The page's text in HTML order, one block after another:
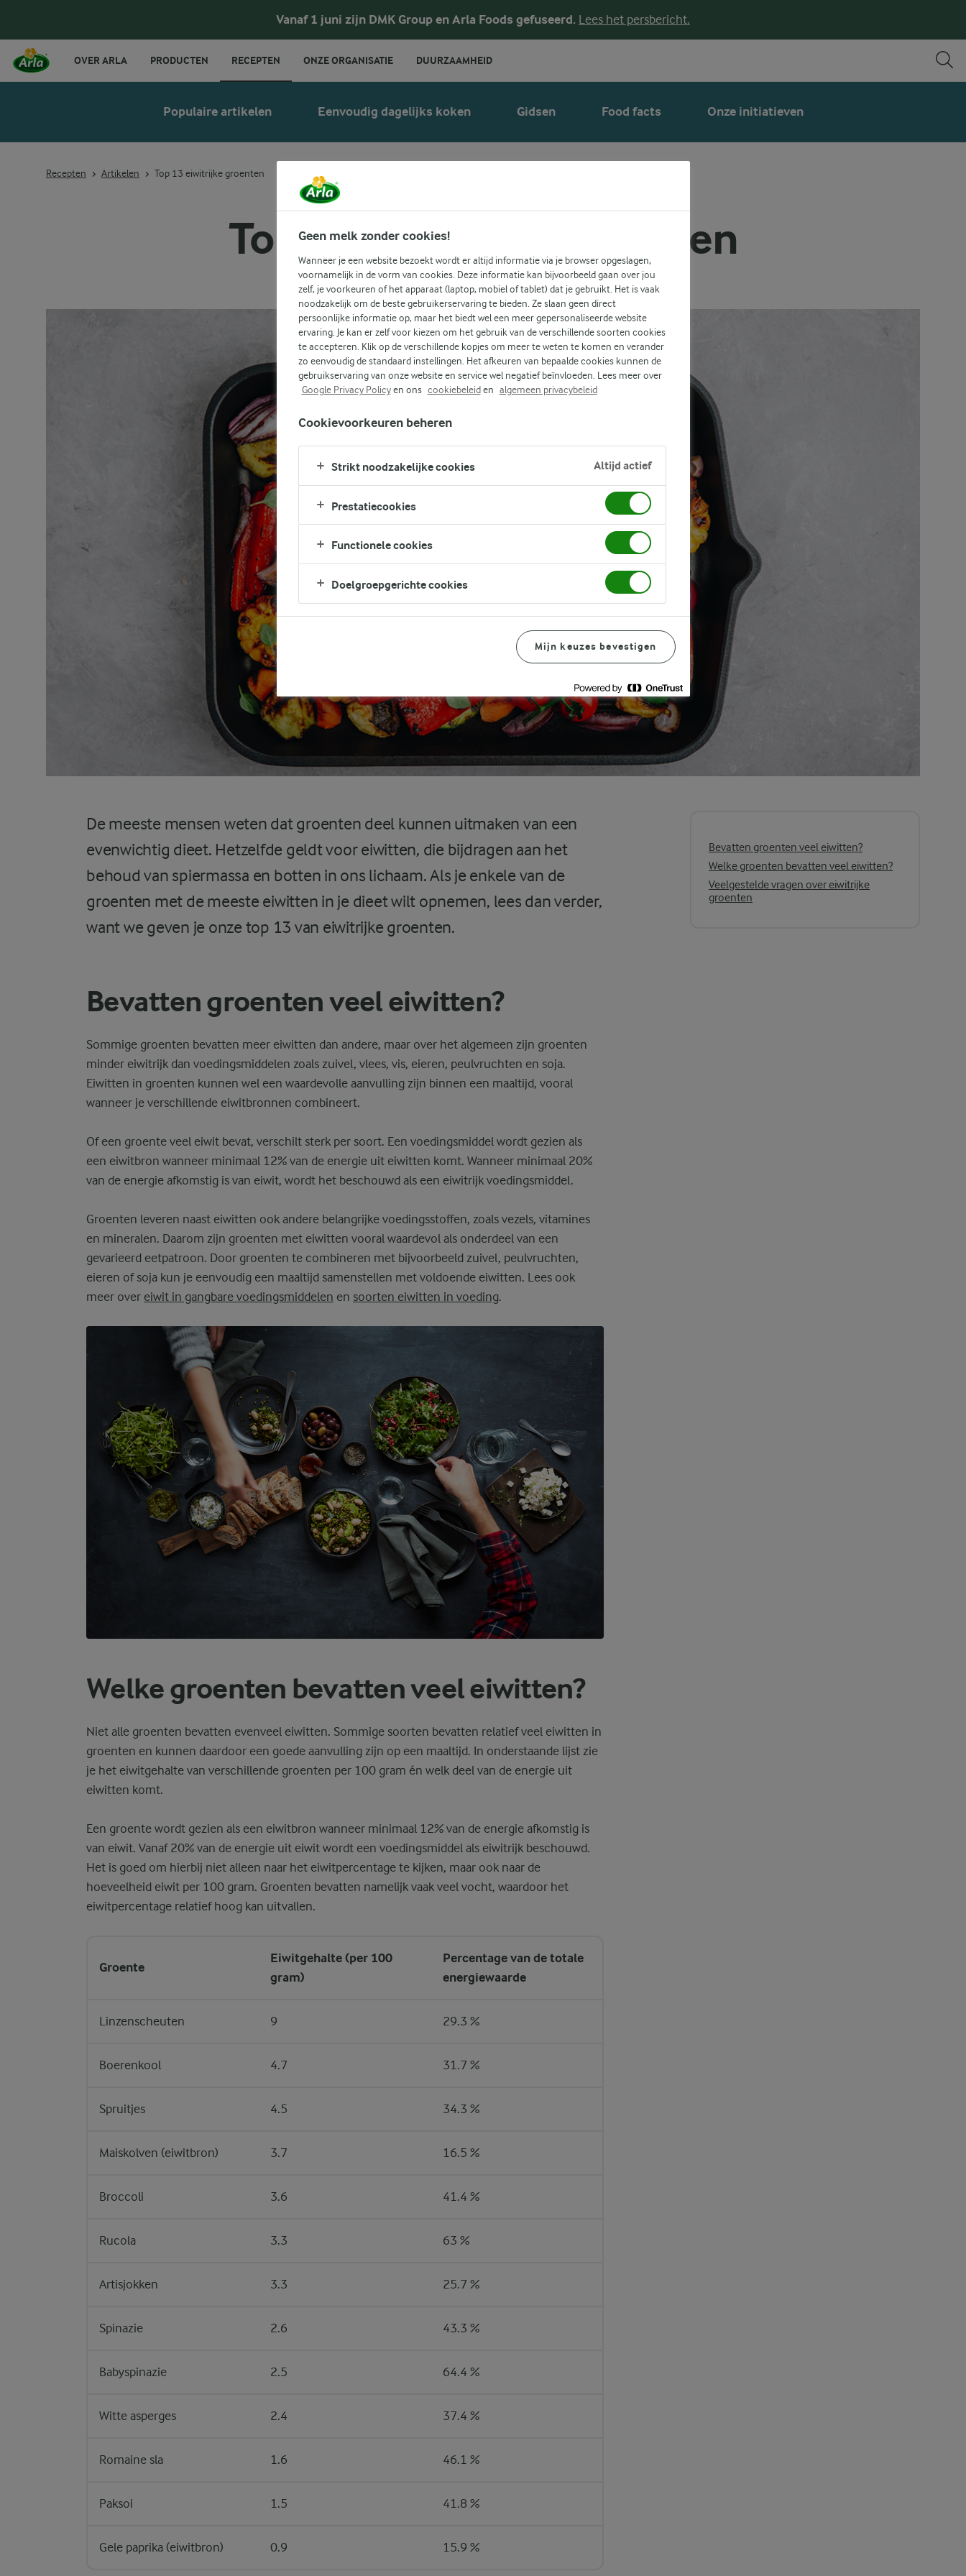
Vanaf 1 juni zijn DMK Group en Arla Foods gefuseerd. Lees het persbericht.
OVER ARLA PRODUCTEN RECEPTEN ONZE ORGANISATIE DUURZAAMHEID
Populaire artikelen Eenvoudig dagelijks koken Gidsen Food facts Onze initiatieven
Recepten Artikelen Top 13 eiwitrijke groenten
Top 13 eiwitrijke groenten
Bevatten groenten veel eiwitten?
Welke groenten bevatten veel eiwitten?
Veelgestelde vragen over eiwitrijke
groenten
De meeste mensen weten dat groenten deel kunnen uitmaken van een
evenwichtig dieet. Hetzelfde geldt voor eiwitten, die bijdragen aan het
behoud van spiermassa en botten in ons lichaam. Als je enkele van de
groenten met de meeste eiwitten in je dieet wilt opnemen, lees dan verder,
want we geven je onze top 13 van eiwitrijke groenten.
Bevatten groenten veel eiwitten?
Sommige groenten bevatten meer eiwitten dan andere, maar over het algemeen zijn groenten
minder eiwitrijk dan voedingsmiddelen zoals zuivel, vlees, vis, eieren, peulvruchten en soja.
Eiwitten in groenten kunnen wel een waardevolle aanvulling zijn binnen een maaltijd, vooral
wanneer je verschillende eiwitbronnen combineert.
Of een groente veel eiwit bevat, verschilt sterk per soort. Een voedingsmiddel wordt gezien als
een eiwitbron wanneer minimaal 12% van de energie uit eiwitten komt. Wanneer minimaal 20%
van de energie afkomstig is van eiwit, wordt het beschouwd als een eiwitrijk voedingsmiddel.
Groenten leveren naast eiwitten ook andere belangrijke voedingsstoffen, zoals vezels, vitamines
en mineralen. Daarom zijn groenten met eiwitten vooral waardevol als onderdeel van een
gevarieerd eetpatroon. Door groenten te combineren met bijvoorbeeld zuivel, peulvruchten,
eieren of soja kun je eenvoudig een maaltijd samenstellen met voldoende eiwitten. Lees ook
meer over eiwit in gangbare voedingsmiddelen en soorten eiwitten in voeding.
Welke groenten bevatten veel eiwitten?
Niet alle groenten bevatten evenveel eiwitten. Sommige soorten bevatten relatief veel eiwitten in
groenten en kunnen daardoor een goede aanvulling zijn op een maaltijd. In onderstaande lijst zie
je het eiwitgehalte van verschillende groenten per 100 gram én welk deel van de energie uit
eiwitten komt.
Een groente wordt gezien als een eiwitbron wanneer minimaal 12% van de energie afkomstig is
van eiwit. Vanaf 20% van de energie uit eiwit wordt een voedingsmiddel als eiwitrijk beschouwd.
Het is goed om hierbij niet alleen naar het eiwitpercentage te kijken, maar ook naar de
hoeveelheid eiwit per 100 gram. Groenten bevatten namelijk vaak veel vocht, waardoor het
eiwitpercentage relatief hoog kan uitvallen.
Groente
Eiwitgehalte (per 100
gram)
Percentage van de totale
energiewaarde
Linzenscheuten 9 29.3 %
Boerenkool 4.7 31.7 %
Spruitjes 4.5 34.3 %
Maiskolven (eiwitbron) 3.7 16.5 %
Broccoli 3.6 41.4 %
Rucola 3.3 63 %
Artisjokken 3.3 25.7 %
Spinazie 2.6 43.3 %
Babyspinazie 2.5 64.4 %
Witte asperges 2.4 37.4 %
Romaine sla 1.6 46.1 %
Paksoi 1.5 41.8 %
Gele paprika (eiwitbron) 0.9 15.9 %
Geen melk zonder cookies!
Wanneer je een website bezoekt wordt er altijd informatie via je browser opgeslagen,
voornamelijk in de vorm van cookies. Deze informatie kan bijvoorbeeld gaan over jou
zelf, je voorkeuren of het apparaat (laptop, mobiel of tablet) dat je gebruikt. Het is vaak
noodzakelijk om de beste gebruikerservaring te bieden. Ze slaan geen direct
persoonlijke informatie op, maar het biedt wel een meer gepersonaliseerde website
ervaring. Je kan er zelf voor kiezen om het gebruik van de verschillende soorten cookies
te accepteren. Klik op de verschillende kopjes om meer te weten te komen en verander
zo eenvoudig de standaard instellingen. Het afkeuren van bepaalde cookies kunnen de
gebruikservaring van onze website en service wel negatief beïnvloeden. Lees meer over
Google Privacy Policyen ons cookiebeleiden algemeen privacybeleid
Cookievoorkeuren beheren
Strikt noodzakelijke cookies Altijd actief
Prestatiecookies
Functionele cookies
Doelgroepgerichte cookies
Mijn keuzes bevestigen